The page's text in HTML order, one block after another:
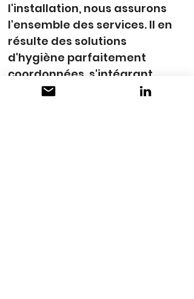
l'installation, nous assurons
l'ensemble des services. Il en
résulte des solutions
d'hygiène parfaitement
coordonnées, s'intégrant
harmonieusement à vos